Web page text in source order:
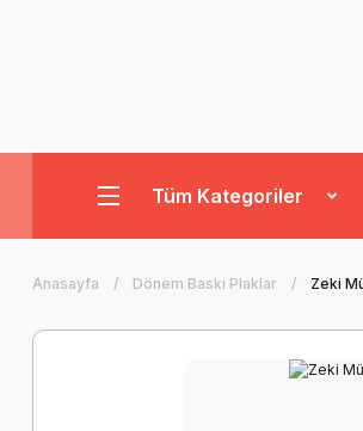
Tüm Kategoriler
Anasayfa Dönem Baskı Plaklar Zeki